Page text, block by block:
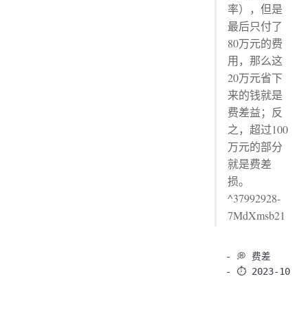
率），但是
最后只付了
80万元的费
用，那么这
20万元省下
来的钱就是
费差益；反
之，超过100
万元的部分
就是费差
损。
^37992928-
7MdXmsb21
- 💭 费差